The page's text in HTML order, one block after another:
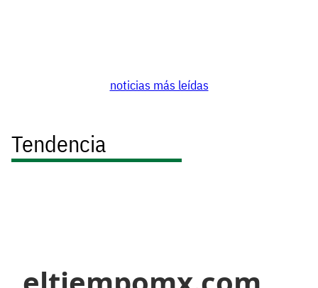
noticias más leídas
Tendencia